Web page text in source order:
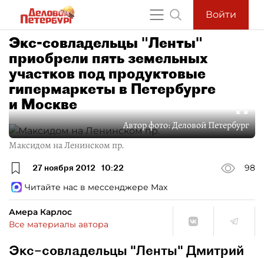
Войти
Экс-совладельцы "Ленты"
приобрели пять земельных
участков под продуктовые
гипермаркеты в Петербурге
и Москве
Автор фото:Деловой Петербург
Максидом на Ленинском пр.
27 ноября 2012 10:22
98
Читайте нас в мессенджере Max
Амера Карлос
Все материалы автора
Экс–совладельцы "Ленты" Дмитрий